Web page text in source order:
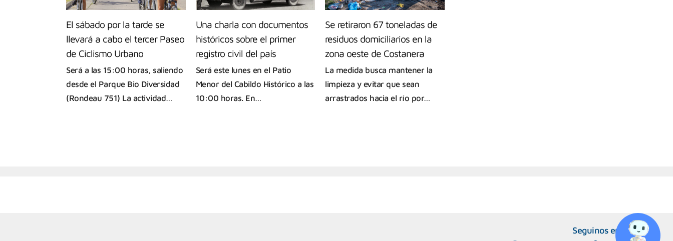
El sábado por la tarde se
llevará a cabo el tercer Paseo
de Ciclismo Urbano
Será a las 15:00 horas, saliendo
desde el Parque Bio Diversidad
(Rondeau 751) La actividad…
Una charla con documentos
históricos sobre el primer
registro civil del país
Será este lunes en el Patio
Menor del Cabildo Histórico a las
10:00 horas. En…
Se retiraron 67 toneladas de
residuos domiciliarios en la
zona oeste de Costanera
La medida busca mantener la
limpieza y evitar que sean
arrastrados hacia el río por…
Seguinos en